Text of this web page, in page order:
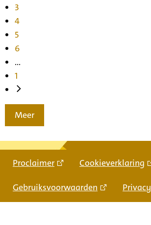
3
4
5
6
...
1
Meer
Proclaimer Cookieverklaring
Gebruiksvoorwaarden Privacy